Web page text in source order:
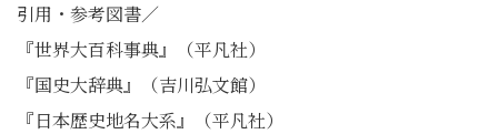
引用・参考図書／
『世界⼤百科事典』（平凡社）
『国史⼤辞典』（吉川弘⽂館）
『日本歴史地名大系』（平凡社）